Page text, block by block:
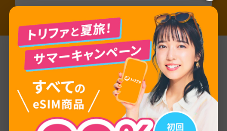
※国内「旅行用eSIMアプリ」のDL数（2025年4月～2026年3月・iOS&Android合算値・AppTweak調べ）。「旅行」カテゴリから旅行用eSIMアプ
リ（アプリ名か説明に「eSIM」が含まれるアプリ）を当社にて抽出しDL数を算出。
基本情報
ネットワーク Flow
プロバイダー LTE